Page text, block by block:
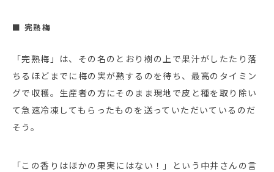
■ 完熟梅
「完熟梅」は、その名のとおり樹の上で果汁がしたたり落
ちるほどまでに梅の実が熟するのを待ち、最高のタイミン
グで収穫。生産者の方にそのまま現地で皮と種を取り除い
て急速冷凍してもらったものを送っていただいているのだ
そう。
「この香りはほかの果実にはない！」という中井さんの言